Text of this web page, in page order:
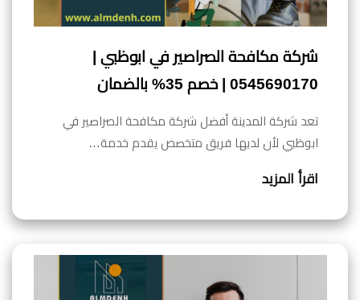
شركة مكافحة الصراصير في ابوظبي |
0545690170 | خصم 35% بالضمان
تعد شركة المدينة أفضل شركة مكافحة الصراصير في
ابوظبي لأن لديها فريق متخصص يقدم خدمة…
اقرأ المزيد